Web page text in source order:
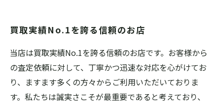
買取実績No.1を誇る信頼のお店
当店は買取実績No.1を誇る信頼のお店です。お客様から
の査定依頼に対して、丁寧かつ迅速な対応を心がけてお
り、ますます多くの方々からご利用いただいておりま
す。私たちは誠実さこそが最重要であると考えており、